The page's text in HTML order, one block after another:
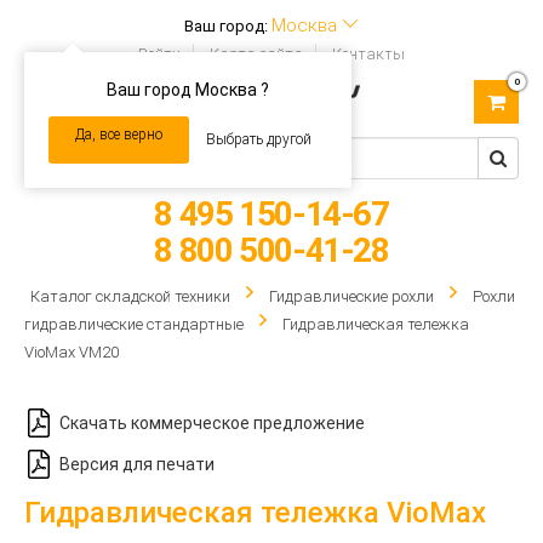
Ваш город: Москва
Ваш город Москва ?
Да, все верно Выбрать другой
Войти Карта сайта Контакты
navigation
0
8 495 150-14-67
8 800 500-41-28
Каталог складской техники Гидравлические рохли
Рохли
гидравлические стандартные
Гидравлическая тележка
VioMax VM20
Скачать коммерческое предложение
Версия для печати
Гидравлическая тележка VioMax